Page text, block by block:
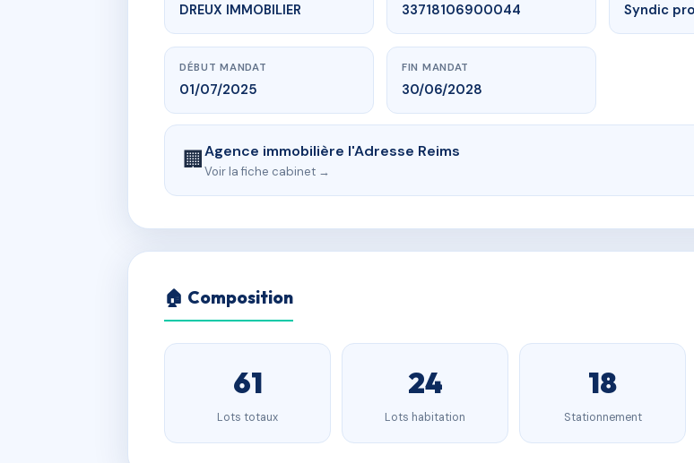
DREUX IMMOBILIER 33718106900044 Syndic
DÉBUT MANDAT
01/07/2025
FIN MANDAT
30/06/2028
🏢Agence immobilière l'Adresse Reims
Voir la fiche cabinet →
🏠 Composition
61
Lots totaux
24
Lots habitation
18
Stationnement